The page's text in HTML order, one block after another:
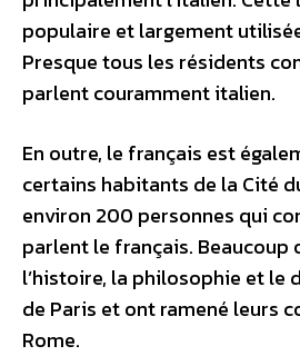
populaire et largement
Presque tous les résidents
parlent couramment italien.
En outre, le français est
certains habitants de la Cité
environ 200 personnes qui
parlent le français. Beaucoup
l’histoire, la philosophie et le
de Paris et ont ramené leurs
Rome.